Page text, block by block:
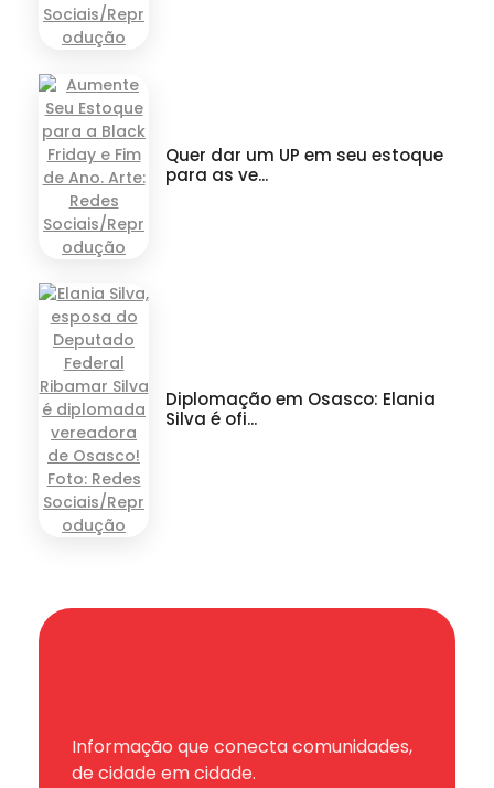
Quer dar um UP em seu estoque
para as ve...
Diplomação em Osasco: Elania
Silva é ofi...
Informação que conecta comunidades,
de cidade em cidade.